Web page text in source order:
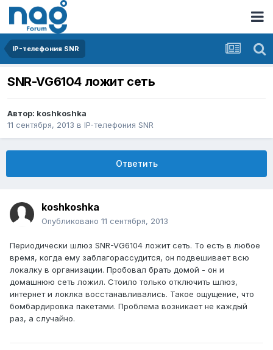
IP-телефония SNR
SNR-VG6104 ложит сеть
Автор: koshkoshka
11 сентября, 2013 в IP-телефония SNR
Ответить
koshkoshka
Опубликовано 11 сентября, 2013
Периодически шлюз SNR-VG6104 ложит сеть. То есть в любое
время, когда ему заблагорассудится, он подвешивает всю
локалку в организации. Пробовал брать домой - он и
домашнюю сеть ложил. Стоило только отключить шлюз,
интернет и локлка восстанавливались. Такое ощущение, что
бомбардировка пакетами. Проблема возникает не каждый
раз, а случайно.